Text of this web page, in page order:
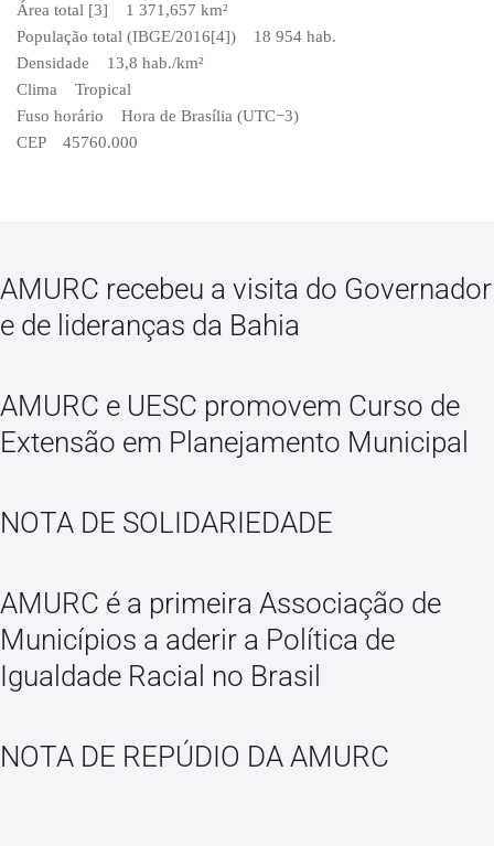
Área total [3] 1 371,657 km²
População total (IBGE/2016[4]) 18 954 hab.
Densidade 13,8 hab./km²
Clima Tropical
Fuso horário Hora de Brasília (UTC−3)
CEP 45760.000
AMURC recebeu a visita do Governador
e de lideranças da Bahia
AMURC e UESC promovem Curso de
Extensão em Planejamento Municipal
NOTA DE SOLIDARIEDADE
AMURC é a primeira Associação de
Municípios a aderir a Política de
Igualdade Racial no Brasil
NOTA DE REPÚDIO DA AMURC